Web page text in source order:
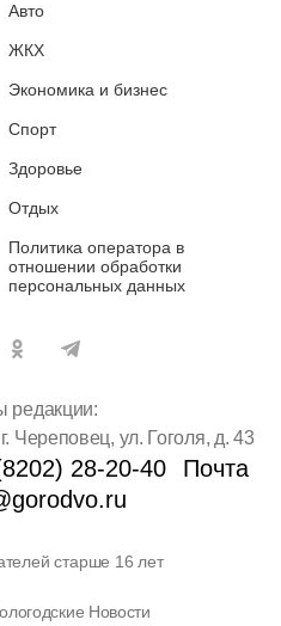
Авто
ЖКХ
Экономика и бизнес
Спорт
Здоровье
Отдых
Политика оператора в
отношении обработки
персональных данных
редакции:
Череповец, ул. Гоголя, д. 43
28-20-40
Почта
старше 16 лет
Новости